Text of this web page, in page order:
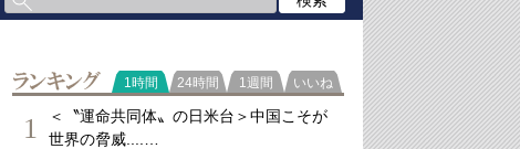
ランキング
1時間 24時間 1週間 いいね
1
＜〝運命共同体〟の日米台＞中国こそが
世界の脅威....…